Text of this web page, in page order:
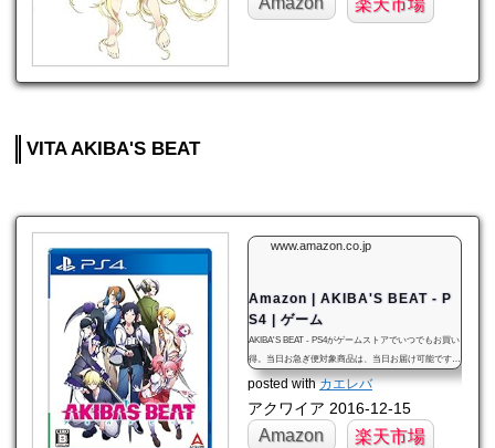
VITA AKIBA'S BEAT
www.amazon.co.jp
Amazon | AKIBA'S BEAT - P
S4 | ゲーム
AKIBA'S BEAT - PS4がゲームストアでいつでもお買い
得。当日お急ぎ便対象商品は、当日お届け可能です。
オンラインコード版、ダウンロード版はご購入後すぐ
posted withカエレバ
アクワイア 2016-12-15
Amazon 楽天市場